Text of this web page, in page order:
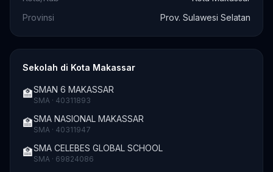
Provinsi
Prov. Sulawesi Selatan
Sekolah di Kota Makassar
🏫SMAN 6 MAKASSAR
SMA · 40311893
🏫SMA NASIONAL MAKASSAR
SMA · 40311947
🏫SMA CELEBES GLOBAL SCHOOL
SMA · 69824086